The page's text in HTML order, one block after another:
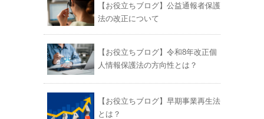
【お役立ちブログ】公益通報者保護
法の改正について
【お役立ちブログ】令和8年改正個
人情報保護法の方向性とは？
【お役立ちブログ】早期事業再生法
とは？